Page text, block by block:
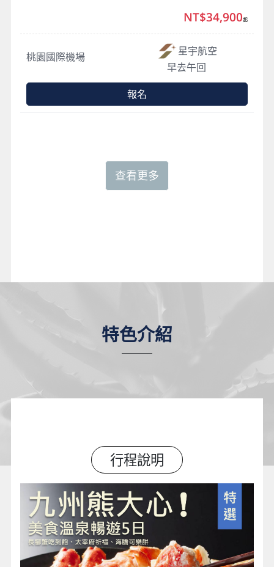
特色介紹
行程說明
桃園國際機場
星宇航空
早去午回
NT$34,900起
報名
查看更多